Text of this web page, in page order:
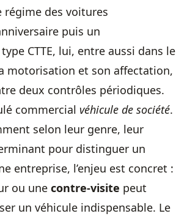
des voitures
puis un
CTTE, lui, entre aussi dans le
motorisation et son affectation,
deux contrôles périodiques.
commercial véhicule de société.
selon leur genre, leur
pour distinguer un
entreprise, l’enjeu est concret :
ou une contre-visite peut
un véhicule indispensable. Le